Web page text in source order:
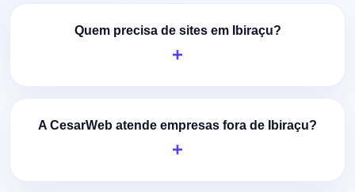
Quem precisa de sites em Ibiraçu?
A CesarWeb atende empresas fora de Ibiraçu?